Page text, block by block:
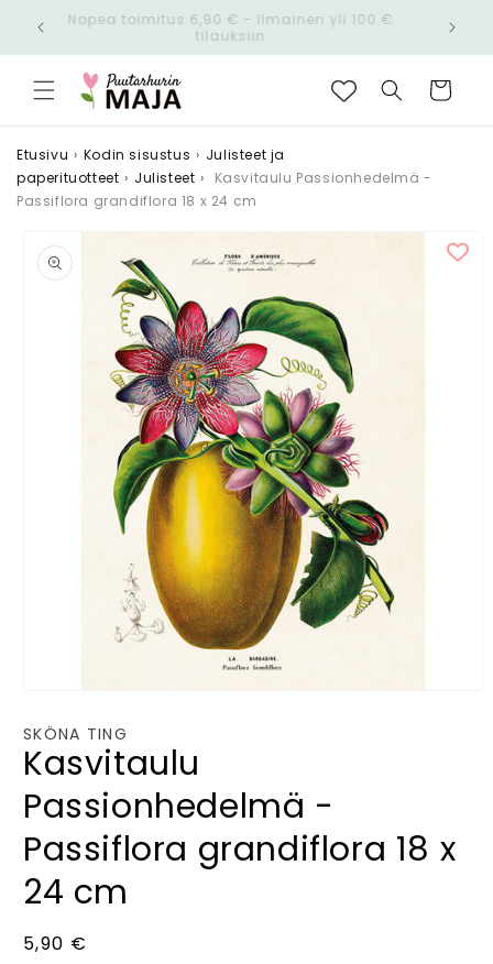
siirry
Nopea toimitus 6,90 € - Ilmainen yli 100 €
tilauksiin
Ostoskori
Etusivu › Kodin sisustus › Julisteet ja
paperituotteet › Julisteet ›
Kasvitaulu Passionhedelmä -
Passiflora grandiflora 18 x 24 cm
tuotetietoihin
1
modaalisessa
ikkunassa
SKÖNA TING
Kasvitaulu
Passionhedelmä -
Passiflora grandiflora 18 x
24 cm
Normaalihinta
5,90 €